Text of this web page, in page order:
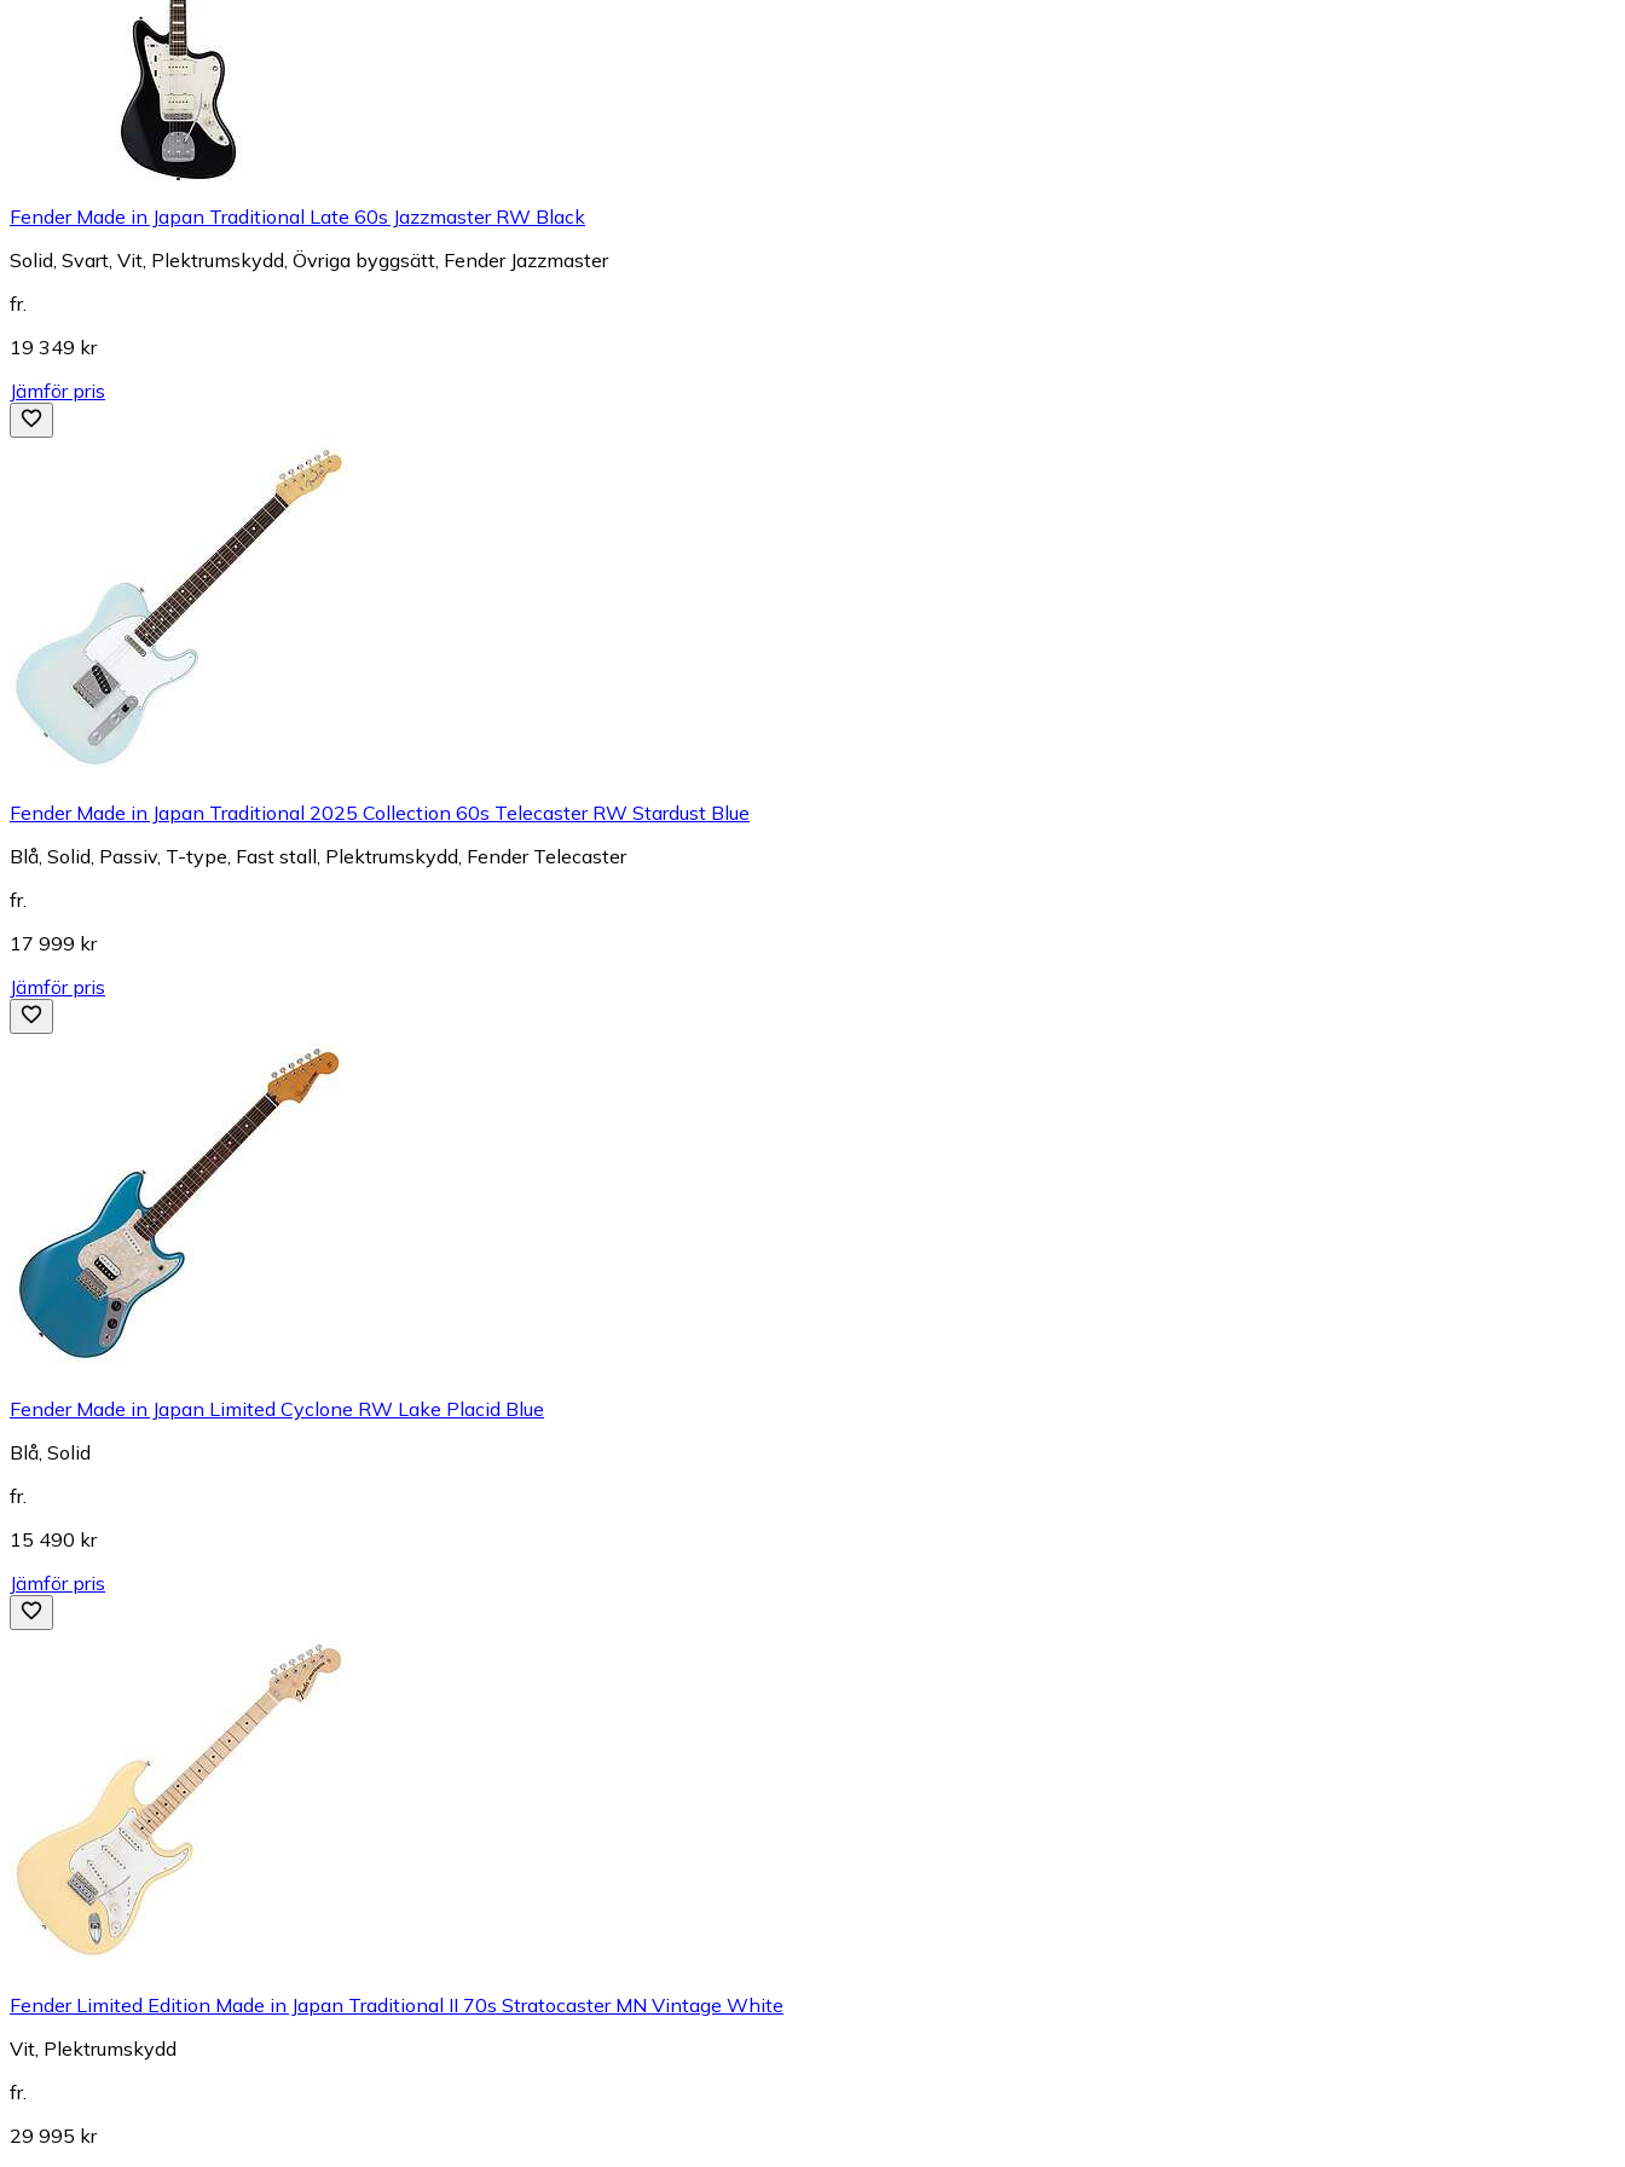
Fender Made in Japan Traditional Late 60s Jazzmaster RW Black
Solid, Svart, Vit, Plektrumskydd, Övriga byggsätt, Fender Jazzmaster
fr.
19 349 kr
Jämför pris
Fender Made in Japan Traditional 2025 Collection 60s Telecaster RW Stardust Blue
Blå, Solid, Passiv, T-type, Fast stall, Plektrumskydd, Fender Telecaster
fr.
17 999 kr
Jämför pris
Fender Made in Japan Limited Cyclone RW Lake Placid Blue
Blå, Solid
fr.
15 490 kr
Jämför pris
Fender Limited Edition Made in Japan Traditional II 70s Stratocaster MN Vintage White
Vit, Plektrumskydd
fr.
29 995 kr